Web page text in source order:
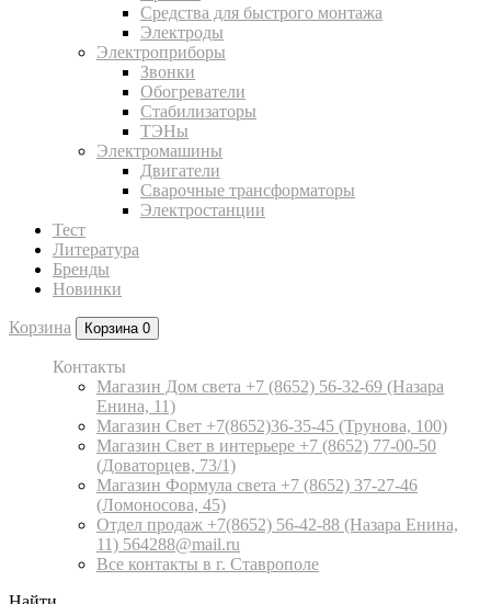
Средства для быстрого монтажа
Электроды
Электроприборы
Звонки
Обогреватели
Стабилизаторы
ТЭНы
Электромашины
Двигатели
Сварочные трансформаторы
Электростанции
Тест
Литература
Бренды
Новинки
Корзина Корзина 0
Контакты
Магазин Дом света +7 (8652) 56-32-69 (Назара
Енина, 11)
Магазин Свет +7(8652)36-35-45 (Трунова, 100)
Магазин Свет в интерьере +7 (8652) 77-00-50
(Доваторцев, 73/1)
Магазин Формула света +7 (8652) 37-27-46
(Ломоносова, 45)
Отдел продаж +7(8652) 56-42-88 (Назара Енина,
11) 564288@mail.ru
Все контакты в г. Ставрополе